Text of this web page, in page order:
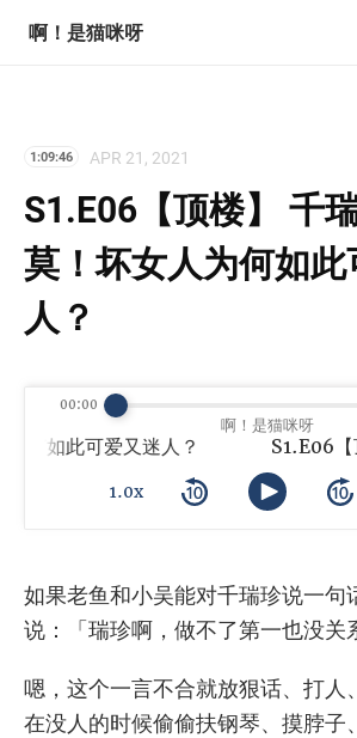
啊！是猫咪呀
1:09:46 APR 21, 2021
S1.E06【顶楼】 千
莫！坏女人为何如
人？
啊！是猫咪呀
如此可爱又迷人？
1.0x
00:00
如果老鱼和小吴能对千瑞珍说一句
说：「瑞珍啊，做不了第一也没关
嗯，这个一言不合就放狠话、打人
在没人的时候偷偷扶钢琴、摸脖子